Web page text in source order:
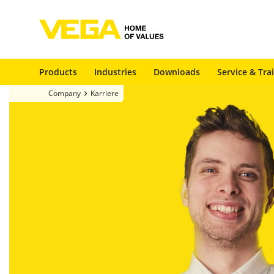
Products Industries Downloads Service &
Company Karriere